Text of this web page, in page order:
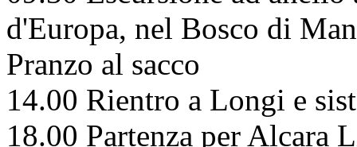
d'Europa, nel Bosco di
Pranzo al sacco
14.00 Rientro a Longi e
18.00 Partenza per Alcara